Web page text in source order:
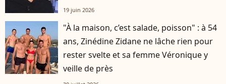
19 juin 2026
"À la maison, c’est salade, poisson" : à 54
ans, Zinédine Zidane ne lâche rien pour
rester svelte et sa femme Véronique y
veille de près